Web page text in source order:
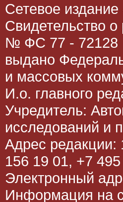
Сетевое
Свидетельство
№ ФС 77 - 72128
выдано
и массовых
И.о. главного
Учредитель:
исследований и
Адрес редакции:
156 19 01, +7
Электронный
Информация на